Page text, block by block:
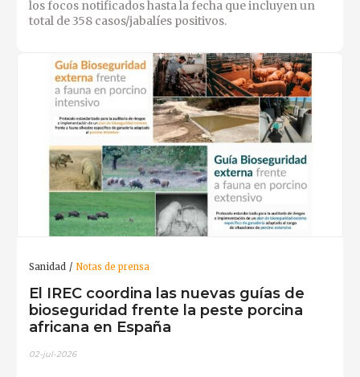
los focos notificados hasta la fecha que incluyen un
total de 358 casos/jabalíes positivos.
Sanidad Notas de prensa
El IREC coordina las nuevas guías de
bioseguridad frente la peste porcina
africana en España
02-jul-2026